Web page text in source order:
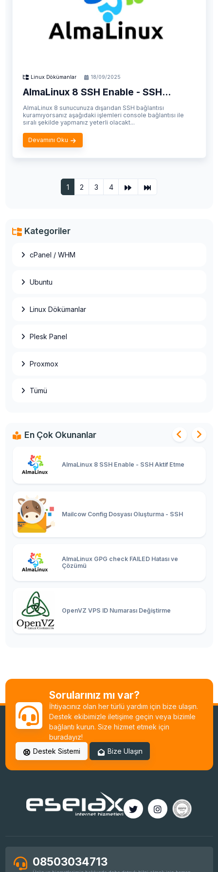
Linux Dökümanlar 18/09/2025
AlmaLinux 8 SSH Enable - SSH...
AlmaLinux 8 sunucunuza dışarıdan SSH bağlantısı
kuramıyorsanız aşağıdaki işlemleri console bağlantısı ile
sıralı şekilde yapmanız yeterli olacakt...
Devamını Oku
1 2 3 4
Kategoriler
cPanel / WHM
Ubuntu
Linux Dökümanlar
Plesk Panel
Proxmox
Tümü
En Çok Okunanlar
AlmaLinux 8 SSH Enable - SSH Aktif Etme
Mailcow Config Dosyası Oluşturma - SSH
AlmaLinux GPG check FAILED Hatası ve
Çözümü
OpenVZ VPS ID Numarası Değiştirme
Ubuntu SSH Root Aktif Etme
Basit HestiaCP Kurulumu
Sorularınız mı var?
İhtiyacınız olan her türlü yardım için bize ulaşın.
Destek ekibimizle iletişime geçin veya bizimle
bağlantı kurun. Size hizmet etmek için
buradayız!
Destek Sistemi
Bize Ulaşın
08503034713